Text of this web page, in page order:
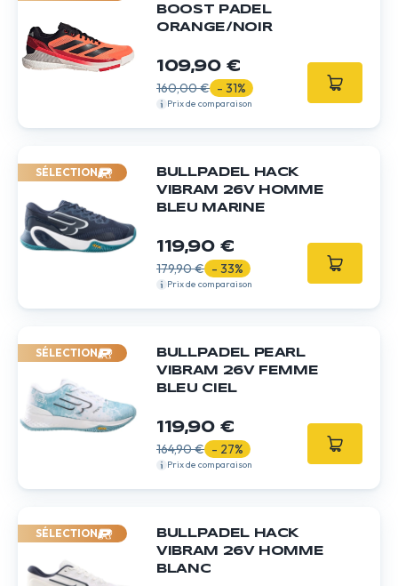
BOOST PADEL
ORANGE/NOIR
109,90 €
160,00 € - 31%
Prix de comparaison
SÉLECTION
BULLPADEL HACK
VIBRAM 26V HOMME
BLEU MARINE
119,90 €
179,90 € - 33%
Prix de comparaison
SÉLECTION
BULLPADEL PEARL
VIBRAM 26V FEMME
BLEU CIEL
119,90 €
164,90 € - 27%
Prix de comparaison
SÉLECTION
BULLPADEL HACK
VIBRAM 26V HOMME
BLANC